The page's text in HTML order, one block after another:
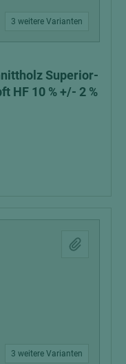
3 weitere Varianten
Superior-
HF 10 % +/- 2 %
3 weitere Varianten